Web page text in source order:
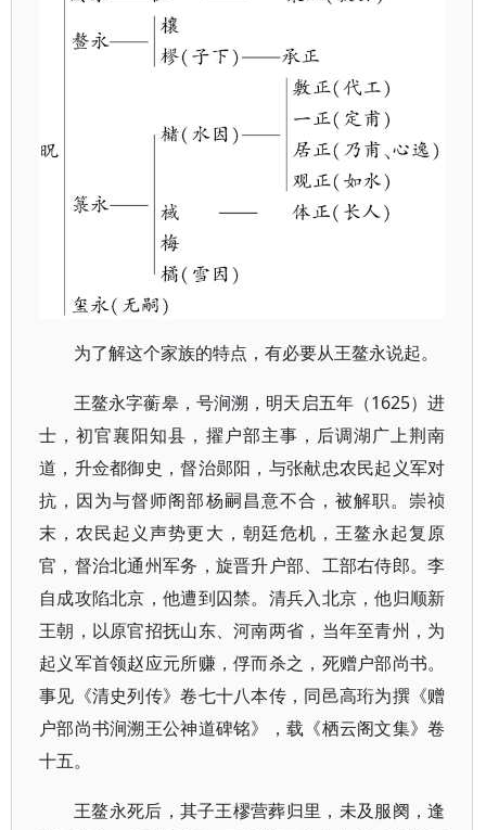
为了解这个家族的特点，有必要从王鳌永说起。
王鳌永字蘅皋，号涧溯，明天启五年（1625）进
士，初官襄阳知县，擢户部主事，后调湖广上荆南
道，升佥都御史，督治郧阳，与张献忠农民起义军对
抗，因为与督师阁部杨嗣昌意不合，被解职。崇祯
末，农民起义声势更大，朝廷危机，王鳌永起复原
官，督治北通州军务，旋晋升户部、工部右侍郎。李
自成攻陷北京，他遭到囚禁。清兵入北京，他归顺新
王朝，以原官招抚山东、河南两省，当年至青州，为
起义军首领赵应元所赚，俘而杀之，死赠户部尚书。
事见《清史列传》卷七十八本传，同邑高珩为撰《赠
户部尚书涧溯王公神道碑铭》，载《栖云阁文集》卷
十五。
王鳌永死后，其子王樛营葬归里，未及服阕，逢